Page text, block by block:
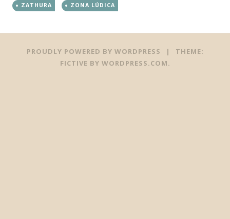
ZATHURA
ZONA LÚDICA
PROUDLY POWERED BY WORDPRESS |
THEME:
FICTIVE BY WORDPRESS.COM